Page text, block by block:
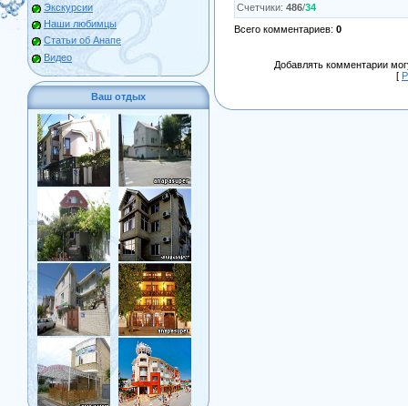
Экскурсии
Наши любимцы
Статьи об Анапе
Видео
Ваш отдых
Счетчики: 486/34
Всего комментариев: 0
Добавлять комментарии
[